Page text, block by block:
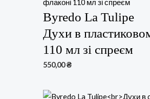
Byredo La Tulipe
Духи в
110 мл зі спреєм
550,00₴